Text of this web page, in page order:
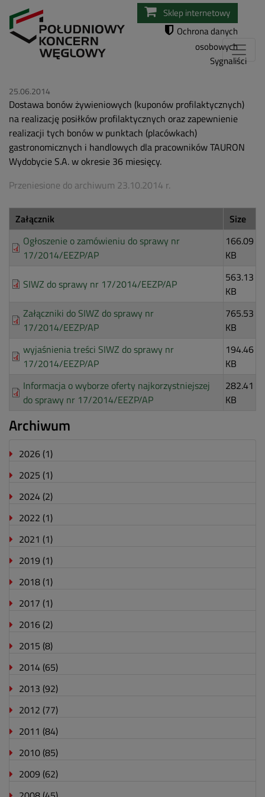
Przejdź
do
Sklep internetowy
Ochrona danych
osobowych
Sygnaliści
25.06.2014
Dostawa bonów żywieniowych (kuponów profilaktycznych)
na realizację posiłków profilaktycznych oraz zapewnienie
realizacji tych bonów w punktach (placówkach)
gastronomicznych i handlowych dla pracowników TAURON
Wydobycie S.A. w okresie 36 miesięcy.
Przeniesione do archiwum 23.10.2014 r.
Załącznik
Size
Ogłoszenie o zamówieniu do sprawy nr
17/2014/EEZP/AP
166.09
KB
SIWZ do sprawy nr 17/2014/EEZP/AP
563.13
KB
Załączniki do SIWZ do sprawy nr
17/2014/EEZP/AP
765.53
KB
wyjaśnienia treści SIWZ do sprawy nr
17/2014/EEZP/AP
194.46
KB
Informacja o wyborze oferty najkorzystniejszej
do sprawy nr 17/2014/EEZP/AP
282.41
KB
Archiwum
2026 (1)
2025 (1)
2024 (2)
2022 (1)
2021 (1)
2019 (1)
2018 (1)
2017 (1)
2016 (2)
2015 (8)
2014 (65)
2013 (92)
2012 (77)
2011 (84)
2010 (85)
2009 (62)